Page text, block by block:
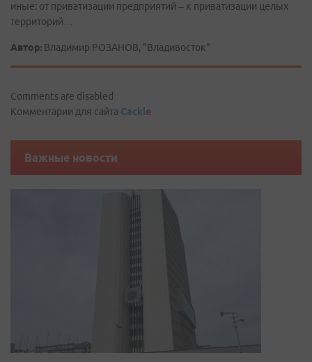
иные: от приватизации предприятий – к приватизации целых
территорий…
Автор: Владимир РОЗАНОВ, "Владивосток"
Comments are disabled
Комментарии для сайта Cackle
Важные новости